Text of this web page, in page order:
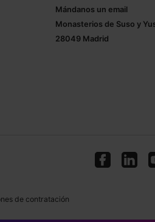
Mándanos un email
Monasterios de Suso y
28049 Madrid
de contratación